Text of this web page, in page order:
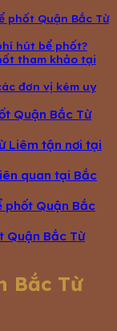
phốt Quận Bắc Từ
hút bể phốt?
tham khảo tại
đơn vị kém uy
Quận Bắc Từ
Liêm tận nơi tại
quan tại Bắc
phốt Quận Bắc
Quận Bắc Từ
Bắc Từ